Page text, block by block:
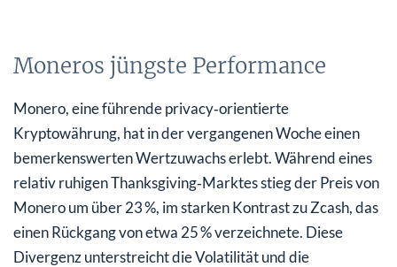
Moneros jüngste Performance
Monero, eine führende privacy‑orientierte
Kryptowährung, hat in der vergangenen Woche einen
bemerkenswerten Wertzuwachs erlebt. Während eines
relativ ruhigen Thanksgiving‑Marktes stieg der Preis von
Monero um über 23 %, im starken Kontrast zu Zcash, das
einen Rückgang von etwa 25 % verzeichnete. Diese
Divergenz unterstreicht die Volatilität und die